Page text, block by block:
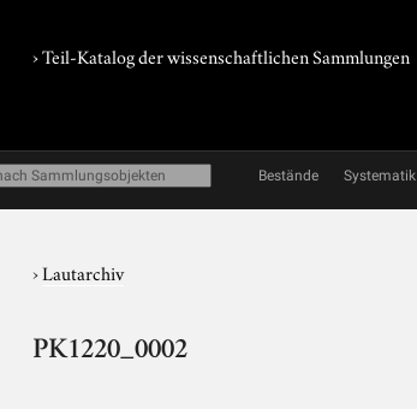
› Teil-Katalog der wissenschaftlichen Sammlungen
Bestände Systematik
›Lautarchiv
PK1220_0002